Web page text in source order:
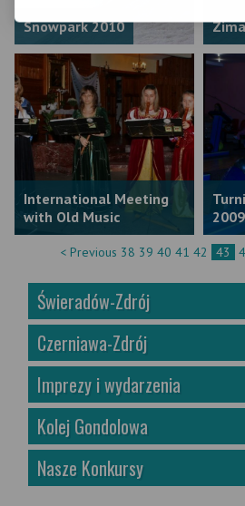
Snowpark 2010
International Meeting
with Old Music
2009
< Previous 38 39 40 41 42 43
Świeradów-Zdrój
Czerniawa-Zdrój
Imprezy i wydarzenia
Kolej Gondolowa
Nasze Konkursy